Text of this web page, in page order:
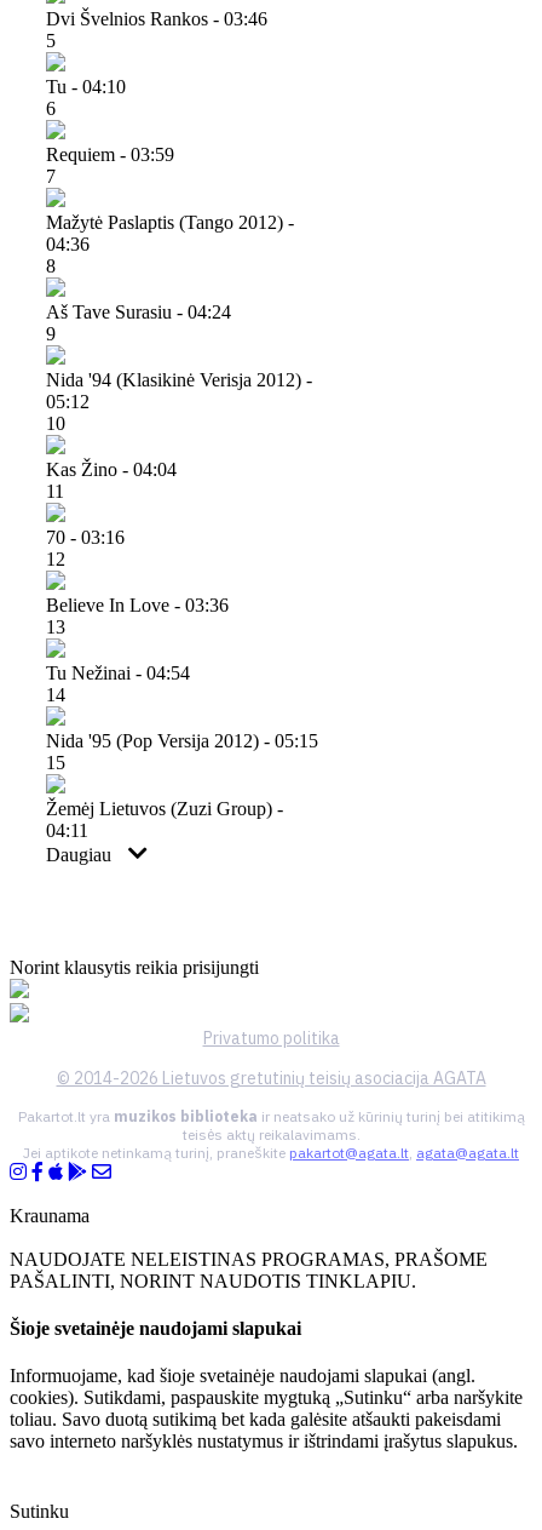
Dvi Švelnios Rankos - 03:46
5
Tu - 04:10
6
Requiem - 03:59
7
Mažytė Paslaptis (tango 2012) -
04:36
8
Aš Tave Surasiu - 04:24
9
Nida '94 (klasikinė Verisja 2012) -
05:12
10
Kas Žino - 04:04
11
70 - 03:16
12
Believe In Love - 03:36
13
Tu Nežinai - 04:54
14
Nida '95 (pop Versija 2012) - 05:15
15
Žemėj Lietuvos (zuzi Group) -
04:11
Daugiau
Norint klausytis reikia prisijungti
Privatumo politika
© 2014-2026 Lietuvos gretutinių teisių asociacija AGATA
Pakartot.lt yra muzikos biblioteka ir neatsako už kūrinių turinį bei atitikimą
teisės aktų reikalavimams.
Jei aptikote netinkamą turinį, praneškite pakartot@agata.lt agata@agata.lt
Kraunama
NAUDOJATE NELEISTINAS PROGRAMAS, PRAŠOME
PAŠALINTI, NORINT NAUDOTIS TINKLAPIU.
Šioje svetainėje naudojami slapukai
Informuojame, kad šioje svetainėje naudojami slapukai (angl.
cookies). Sutikdami, paspauskite mygtuką „Sutinku“ arba naršykite
toliau. Savo duotą sutikimą bet kada galėsite atšaukti pakeisdami
savo interneto naršyklės nustatymus ir ištrindami įrašytus slapukus.
Sutinku